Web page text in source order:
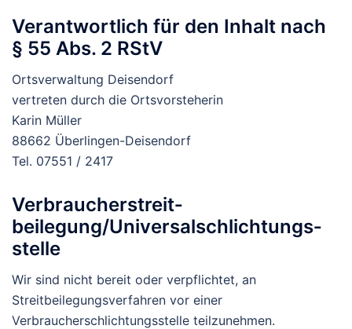
Verantwortlich für den Inhalt nach
§ 55 Abs. 2 RStV
Ortsverwaltung Deisendorf
vertreten durch die Ortsvorsteherin
Karin Müller
88662 Überlingen-Deisendorf
Tel. 07551 / 2417
Verbraucher­streit­
beilegung/Universal­schlichtungs­
stelle
Wir sind nicht bereit oder verpflichtet, an
Streitbeilegungsverfahren vor einer
Verbraucherschlichtungsstelle teilzunehmen.